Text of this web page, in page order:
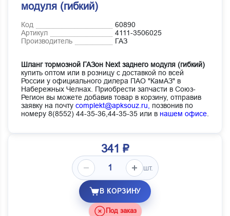
модуля (гибкий)
Код
60890
Артикул
4111-3506025
Производитель
ГАЗ
Шланг тормозной ГАЗон Next заднего модуля (гибкий)
купить оптом или в розницу с доставкой по всей
России у официального дилера ПАО "КамАЗ" в
Набережных Челнах. Приобрести запчасти в Союз-
Регион вы можете добавив товар в корзину, отправив
заявку на почту complekt@apksouz.ru,
позвонив по
номеру 8(8552) 44-35-36,44-35-35 или в нашем офисе
341 ₽
шт.
В КОРЗИНУ
Под заказ